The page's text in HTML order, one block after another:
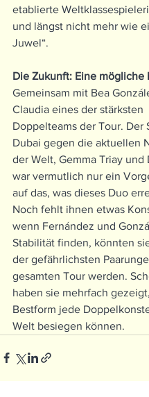
etablierte
und längst nicht mehr wie
Juwel“.
Die Zukunft: Eine mögliche
Gemeinsam mit Bea
Claudia eines der stärksten
Doppelteams der Tour. Der
Dubai gegen die aktuellen
der Welt, Gemma Triay und
war vermutlich nur ein
auf das, was dieses Duo
Noch fehlt ihnen etwas
wenn Fernández und
Stabilität finden, könnten
der gefährlichsten
gesamten Tour werden.
haben sie mehrfach
Bestform jede
Welt besiegen können.